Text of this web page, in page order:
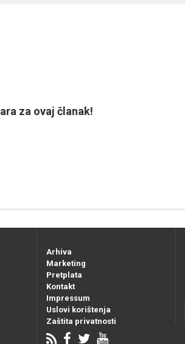
za ovaj članak!
Arhiva
Marketing
Pretplata
Kontakt
Impressum
Uslovi korištenja
Zaštita privatnosti